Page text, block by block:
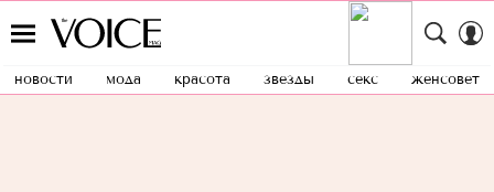
новости мода красота звезды секс женсовет